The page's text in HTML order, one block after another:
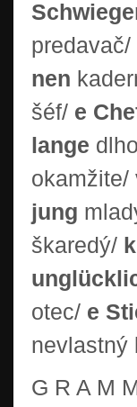
predavač/
nen
šéf/ e
lange
okamžite/
jung
škaredý/
otec/ e
nevlastný
G R A M